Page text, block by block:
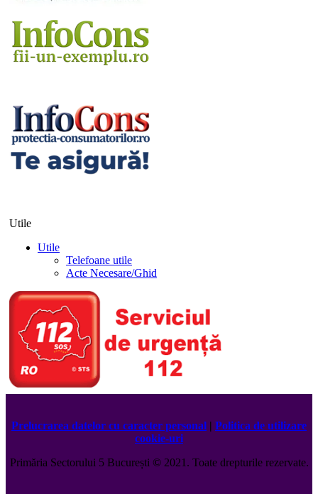
Utile
Utile
Telefoane utile
Acte Necesare/Ghid
Prelucrarea datelor cu caracter personal | Politica de utilizare
cookie-uri
Primăria Sectorului 5 București ©️2021. Toate drepturile rezervate.